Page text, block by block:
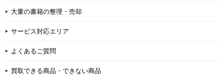
大量の書籍の整理・売却
サービス対応エリア
よくあるご質問
買取できる商品・できない商品